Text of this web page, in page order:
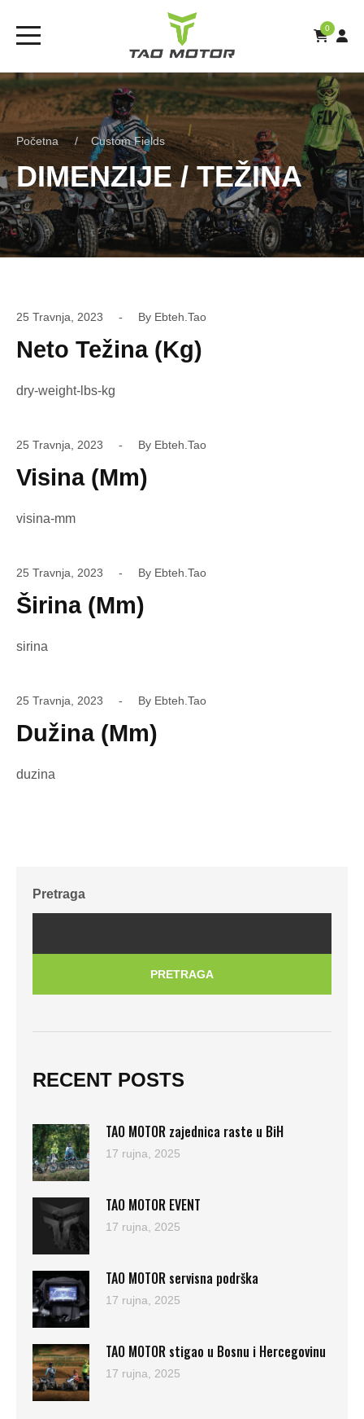
0
Početna Custom Fields
DIMENZIJE / TEŽINA
25 Travnja, 2023 By Ebteh.tao
Neto Težina (kg)
dry-weight-lbs-kg
25 Travnja, 2023 By Ebteh.tao
Visina (mm)
visina-mm
25 Travnja, 2023 By Ebteh.tao
Širina (mm)
sirina
25 Travnja, 2023 By Ebteh.tao
Dužina (mm)
duzina
Pretraga
PRETRAGA
RECENT POSTS
TAO MOTOR zajednica raste u BiH
17 rujna, 2025
TAO MOTOR EVENT
17 rujna, 2025
TAO MOTOR servisna podrška
17 rujna, 2025
TAO MOTOR stigao u Bosnu i Hercegovinu
17 rujna, 2025